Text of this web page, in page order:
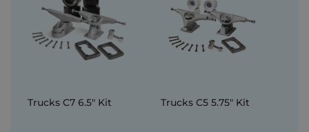
Trucks C7 6.5" Kit Trucks C5 5.75" Kit